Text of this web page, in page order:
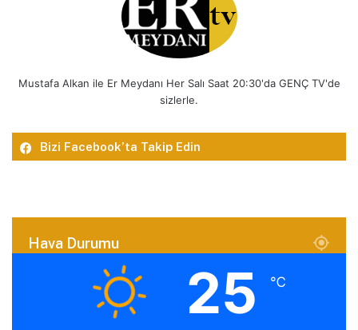
Mustafa Alkan ile Er Meydanı Her Salı Saat 20:30'da GENÇ TV'de
sizlerle.
Bizi Facebook’ta Takip Edin
Hava Durumu
25 ℃